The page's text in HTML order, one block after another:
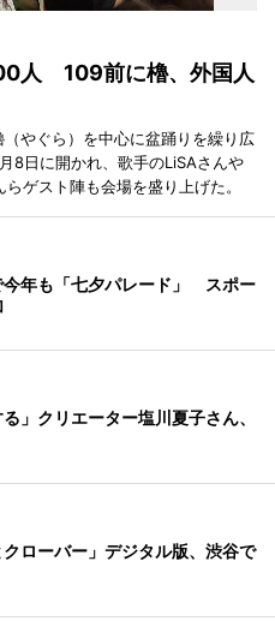
人 109前に櫓、外国人
やぐら）を中心に盆踊りを繰り広
8日に開かれ、歌手のLiSAさんや
ゲスト陣も会場を盛り上げた。
今年も「七夕パレード」 スポー
る」クリエーター塩川夏子さん、
ローバー」デジタル版、渋谷で